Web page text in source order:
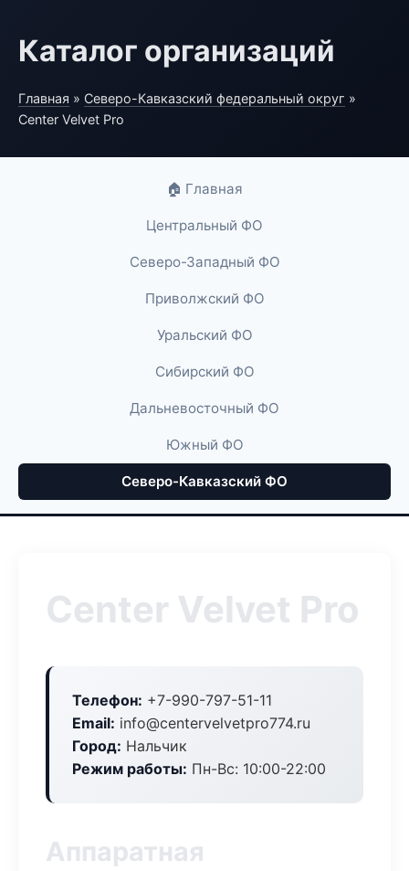
Каталог организаций
Главная » Северо-Кавказский федеральный округ »
Center Velvet Pro
🏠 Главная
Центральный ФО
Северо-Западный ФО
Приволжский ФО
Уральский ФО
Сибирский ФО
Дальневосточный ФО
Южный ФО
Северо-Кавказский ФО
Center Velvet Pro
Телефон: +7-990-797-51-11
Email: info@centervelvetpro774.ru
Город: Нальчик
Режим работы: Пн-Вс: 10:00-22:00
Аппаратная